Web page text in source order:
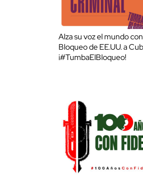
Alza su voz el mundo
Bloqueo de EE.UU. a
¡#TumbaElBloqueo!